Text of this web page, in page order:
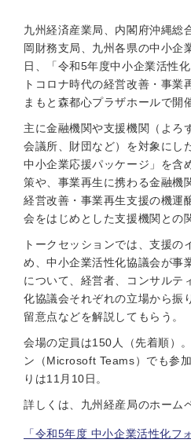
九州経済産業局、内閣府沖縄総
岡財務支局、九州各県の中小企
日、「令和5年度中小企業活性
トコロナ時代の経営改善・事業
まもと森都心プラザホールで開
主に金融機関や支援機関（よろ
会議所、財団など）を対象にし
中小企業応援パッケージ」を含
策や、事業再生に携わる金融機
経営改善・事業再生支援の機運
会をはじめとした支援機関との
トークセッションでは、支援の
め、中小企業活性化協議会が事
について、経営者、コンサルテ
化協議会それぞれの立場から振
留意点などを解説してもらう。
会場の定員は150人（先着順）
ン（Microsoft Teams）でも参
りは11月10日。
詳しくは、九州経産局のホーム
「令和5年度 中小企業活性化フ